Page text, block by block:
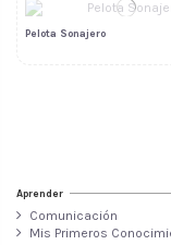
Pelota Sonajero
Aprender
Comunicación
Mis Primeros